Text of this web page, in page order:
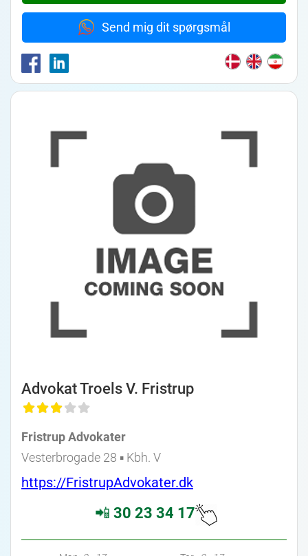
Send mig dit spørgsmål
Advokat Troels V. Fristrup
Fristrup Advokater
Vesterbrogade 28 ▪︎ Kbh. V
https://FristrupAdvokater.dk
📲 30 23 34 17